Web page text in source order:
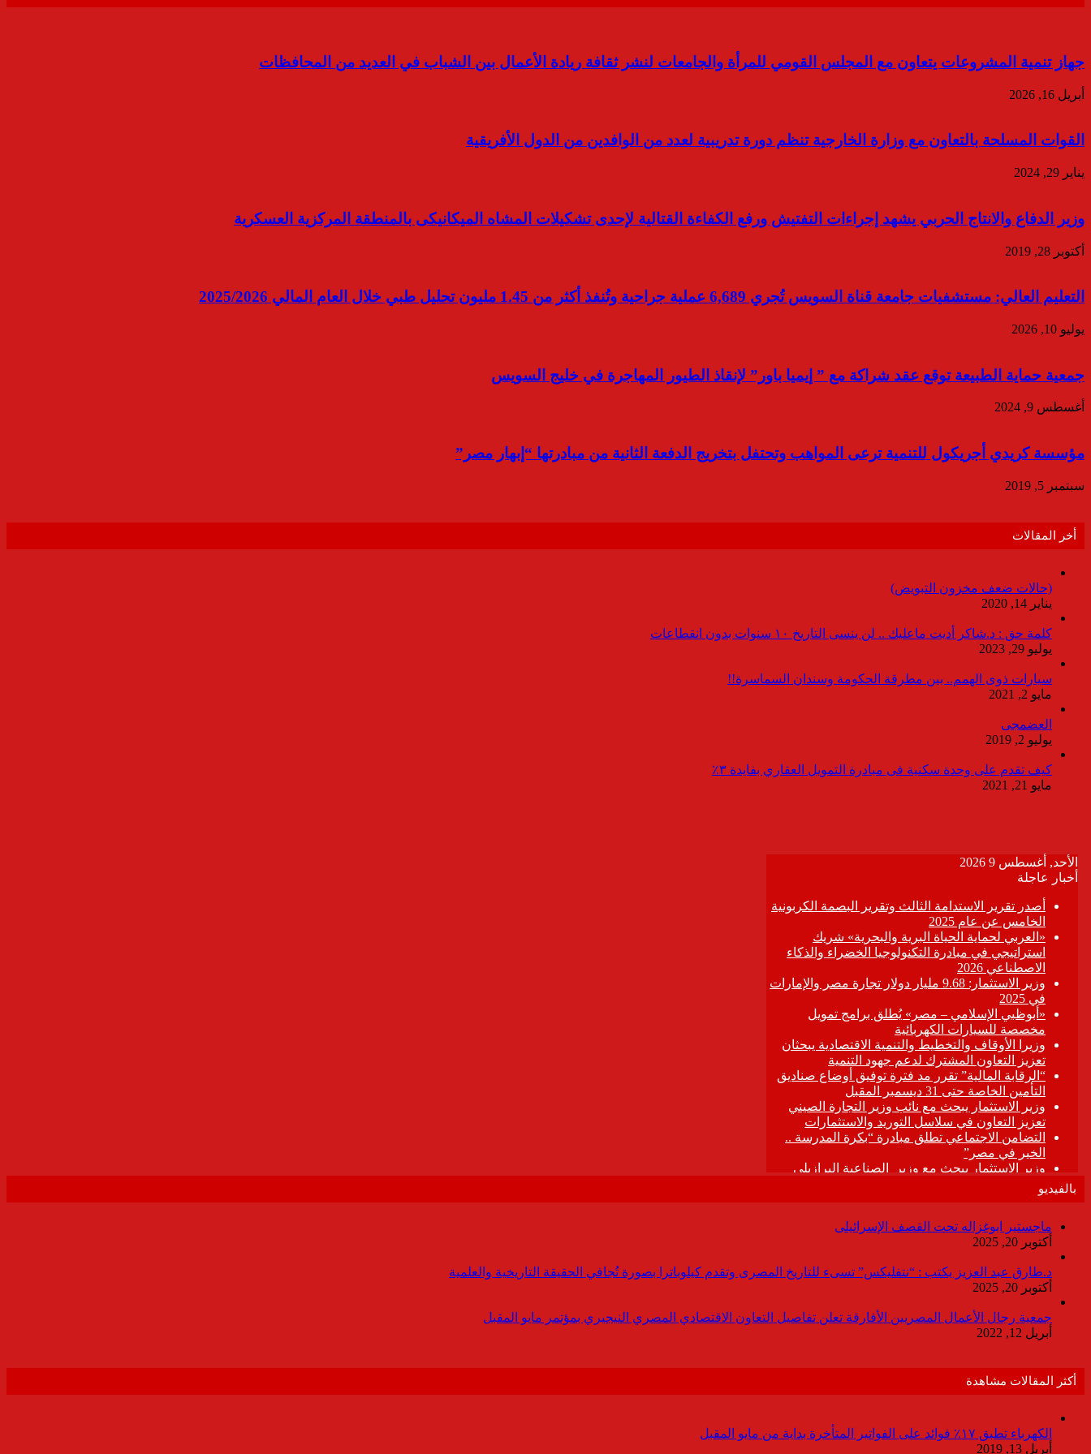
جهاز تنمية المشروعات يتعاون مع المجلس القومي للمرأة والجامعات لنشر ثقافة ريادة الأعمال بين الشباب في العديد من المحافظات
أبريل 16, 2026
القوات المسلحة بالتعاون مع وزارة الخارجية تنظم دورة تدريبية لعدد من الوافدين من الدول الأفريقية
يناير 29, 2024
وزير الدفاع والانتاج الحربي يشهد إجراءات التفتيش ورفع الكفاءة القتالية لإحدى تشكيلات المشاه الميكانيكى بالمنطقة المركزية العسكرية
أكتوبر 28, 2019
التعليم العالي: مستشفيات جامعة قناة السويس تُجري 6,689 عملية جراحية وتُنفذ أكثر من 1.45 مليون تحليل طبي خلال العام المالي 2025/2026
يوليو 10, 2026
جمعية حماية الطبيعة توقع عقد شراكة مع ” إيميا باور” لإنقاذ الطيور المهاجرة في خليج السويس
أغسطس 9, 2024
مؤسسة كريدي أجريكول للتنمية ترعى المواهب وتحتفل بتخريج الدفعة الثانية من مبادرتها “إبهار مصر”
سبتمبر 5, 2019
أخر المقالات
(حالات ضعف مخزون التبويض)
يناير 14, 2020
كلمة حق : د.شاكر أديت ماعليك .. لن ينسى التاريخ ١٠ سنوات بدون انقطاعات
يوليو 29, 2023
سيارات ذوى الهمم.. بين مطرقة الحكومة وسندان السماسرة!!
مايو 2, 2021
العضمجى
يوليو 2, 2019
كيف تقدم على وحدة سكنية فى مبادرة التمويل العقاري بفايدة ٣٪
مايو 21, 2021
بالفيديو
ماجستير ابوغزاله تحت القصف الإسرائيلى
أكتوبر 20, 2025
د.طارق عبد العزيز يكتب : “نتفليكس” تسىء للتاريخ المصرى وتقدم كيلوباترا بصورة تُجافي الحقيقة التاريخية والعلمية
أكتوبر 20, 2025
جمعية رجال الأعمال المصريين الأفارقة تعلن تفاصيل التعاون الاقتصادي المصري النيجيري بمؤتمر مايو المقبل
أبريل 12, 2022
أكثر المقالات مشاهدة
الكهرباء تطبق ١٧٪ فوائد على الفواتير المتأخرة بداية من مايو المقبل
أبريل 13, 2019